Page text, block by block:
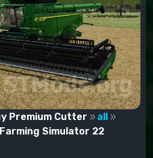
Premium Cutter
all
Farming Simulator 22